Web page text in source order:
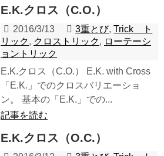
E.K.クロス（C.O.）
2016/3/13 3重とび,Trick ト
リック, クロストリック, ローテーシ
ョントリック
E.K.クロス（C.O.） E.K. with Cross
「E.K.」でのクロスバリエーショ
ン。 基本の「E.K.」での...
記事を読む
E.K.クロス（O.C.）